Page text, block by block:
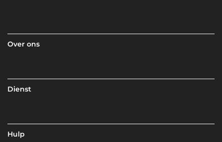
Over ons
Dienst
Hulp